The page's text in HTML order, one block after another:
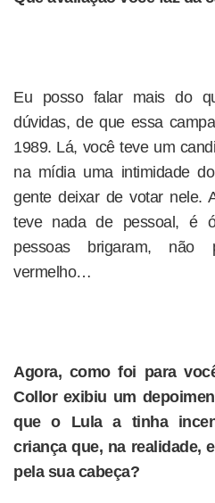
Eu posso falar mais do
dúvidas, de que essa
1989. Lá, você teve um
na mídia uma intimidade
gente deixar de votar nele.
teve nada de pessoal, é
pessoas brigaram,
vermelho…
Agora, como foi para
Collor exibiu um
que o Lula a tinha
criança que, na realidade,
pela sua cabeça?